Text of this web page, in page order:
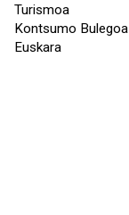
Turismoa
Kontsumo Bulegoa
Euskara